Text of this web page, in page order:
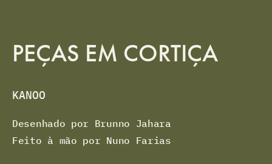
PEÇAS EM CORTIÇA
KANOO
Desenhado por Brunno Jahara
Feito à mão por Nuno Farias